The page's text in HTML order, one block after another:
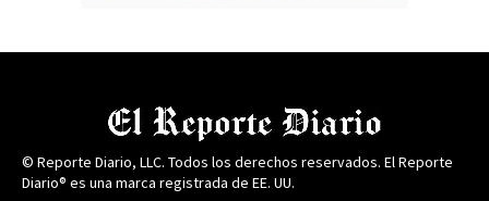
© Reporte Diario, LLC. Todos los derechos reservados. El Reporte
Diario® es una marca registrada de EE. UU.